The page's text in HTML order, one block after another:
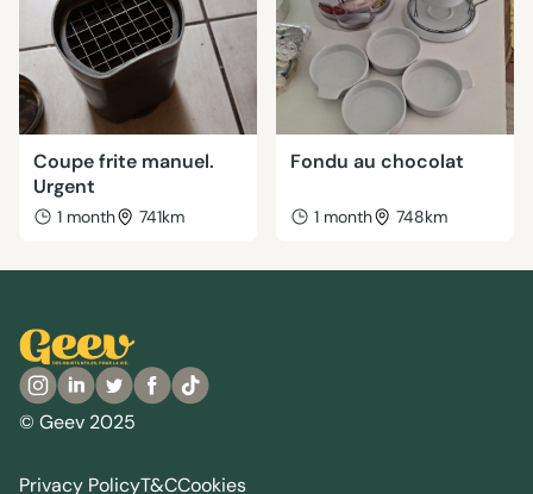
Coupe frite manuel.
Urgent
1 month 741km
Fondu au chocolat
1 month 748km
© Geev 2025
Privacy PolicyT&CCookies